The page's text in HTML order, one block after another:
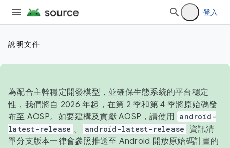
登入
說明文件
為配合主幹穩定開發模型，並確保生態系統的平台穩定
性，我們將自 2026 年起，在第 2 季和第 4 季將原始碼發
布至 AOSP。如要建構及貢獻 AOSP，請使用 android-
latest-release 。 android-latest-release
資訊清
單分支版本一律會參照推送至 Android 開放原始碼計畫的